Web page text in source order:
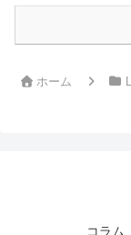
ホーム
コラム